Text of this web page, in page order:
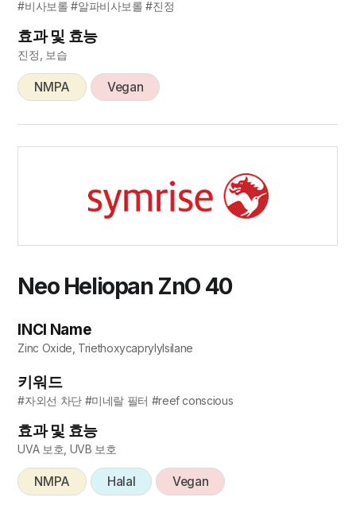
#비사보롤 #알파비사보롤 #진정
효과 및 효능
진정, 보습
NMPA Vegan
Neo Heliopan ZnO 40
INCI Name
Zinc Oxide, Triethoxycaprylylsilane
키워드
#자외선 차단 #미네랄 필터 #reef conscious
효과 및 효능
UVA 보호, UVB 보호
NMPA Halal Vegan